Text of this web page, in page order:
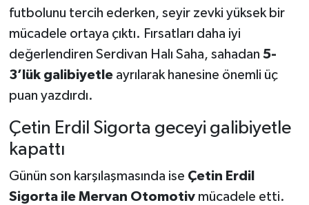
futbolunu tercih ederken, seyir zevki yüksek bir
mücadele ortaya çıktı. Fırsatları daha iyi
değerlendiren Serdivan Halı Saha, sahadan 5-
3’lük galibiyetleayrılarak hanesine önemli üç
puan yazdırdı.
Çetin Erdil Sigorta geceyi galibiyetle
kapattı
Günün son karşılaşmasında ise Çetin Erdil
Sigorta ile Mervan Otomotivmücadele etti.